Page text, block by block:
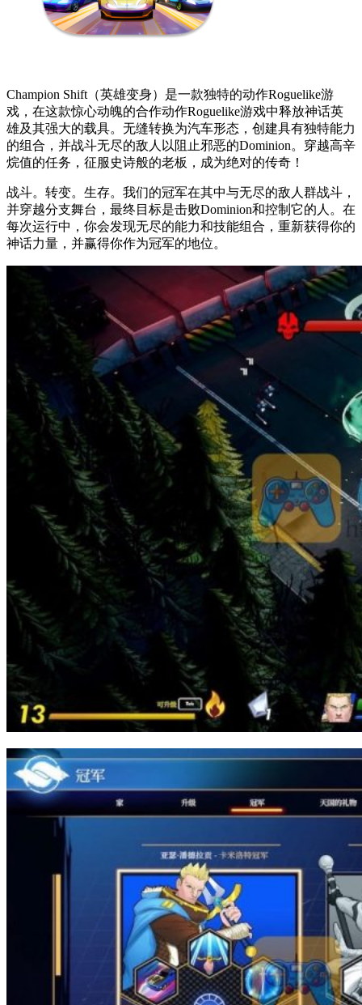
Champion Shift（英雄变身）是一款独特的动作Roguelike游
戏，在这款惊心动魄的合作动作Roguelike游戏中释放神话英
雄及其强大的载具。无缝转换为汽车形态，创建具有独特能力
的组合，并战斗无尽的敌人以阻止邪恶的Dominion。穿越高辛
烷值的任务，征服史诗般的老板，成为绝对的传奇！
战斗。转变。生存。我们的冠军在其中与无尽的敌人群战斗，
并穿越分支舞台，最终目标是击败Dominion和控制它的人。在
每次运行中，你会发现无尽的能力和技能组合，重新获得你的
神话力量，并赢得你作为冠军的地位。